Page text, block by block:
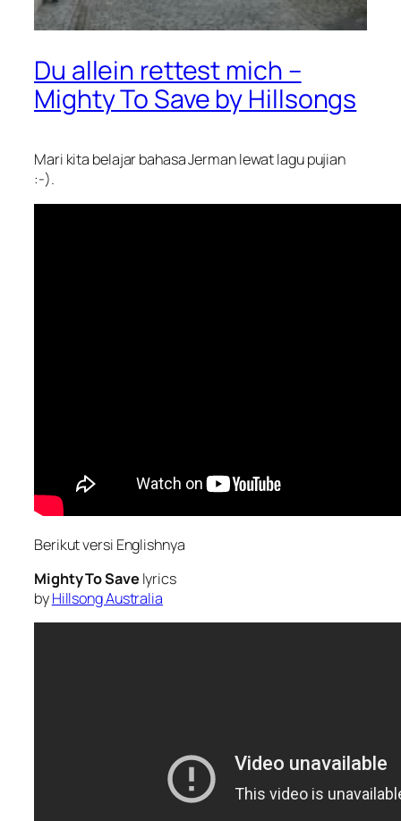
Du allein rettest mich –
Mighty To Save by Hillsongs
Mari kita belajar bahasa Jerman lewat lagu pujian
:-).
Berikut versi Englishnya
Mighty To Save lyrics
byHillsong Australia